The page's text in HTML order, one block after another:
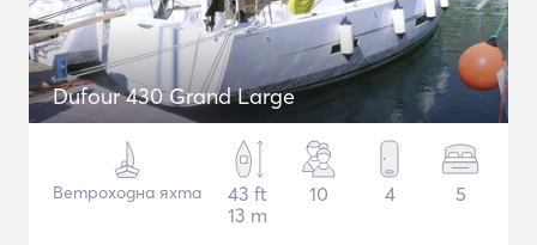
Dufour 430 Grand Large
Ветроходна яхта
43 ft
13 m
10 4 5